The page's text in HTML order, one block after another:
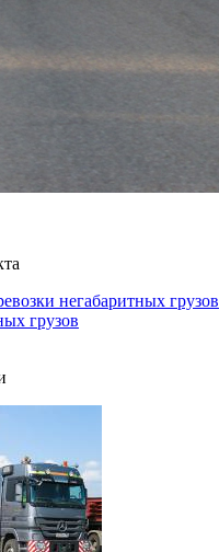
негабаритных грузов
грузов